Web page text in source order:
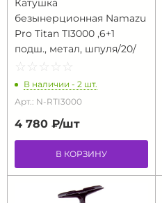
Катушка
безынерционная Namazu
Pro Titan TI3000 ,6+1
подш., метал, шпуля/20/
☆ ☆ ☆ ☆ ☆
★ ★ ★ ★ ★
В наличии - 2 шт.
Арт.: N-RTI3000
4 780 ₽/шт
В КОРЗИНУ